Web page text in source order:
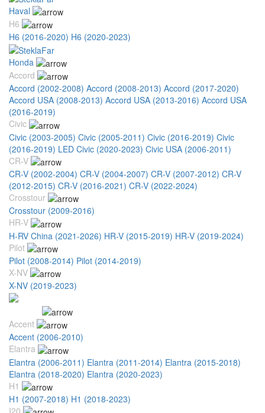
Haval
H6
H6 (2016-2020) H6 (2020-2023)
Honda
Accord
Accord (2002-2008) Accord (2008-2013) Accord (2017-2020)
Accord USA (2008-2013) Accord USA (2013-2016) Accord USA
(2016-2019)
Civic
Civic (2003-2005) Civic (2005-2011) Civic (2016-2019) Civic
(2016-2019) LED Civic (2020-2023) Civic USA (2006-2011)
CR-V
CR-V (2002-2004) CR-V (2004-2007) CR-V (2007-2012) CR-V
(2012-2015) CR-V (2016-2021) CR-V (2022-2024)
Crosstour
Crosstour (2009-2016)
HR-V
H-RV China (2021-2026) HR-V (2015-2019) HR-V (2019-2024)
Pilot
Pilot (2008-2014) Pilot (2014-2019)
X-NV
X-NV (2019-2023)
Accent
Accent (2006-2010)
Elantra
Elantra (2006-2011) Elantra (2011-2014) Elantra (2015-2018)
Elantra (2018-2020) Elantra (2020-2023)
H1
H1 (2007-2018) H1 (2018-2023)
I20